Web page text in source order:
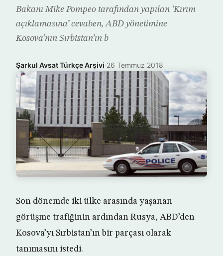
Bakanı Mike Pompeo tarafından yapılan ‘Kırım
açıklamasına’ cevaben, ABD yönetimine
Kosova’nın Sırbistan’ın b
Şarkul Avsat Türkçe Arşivi·26 Temmuz 2018
Son dönemde iki ülke arasında yaşanan
görüşme trafiğinin ardından Rusya, ABD’den
Kosova’yı Sırbistan’ın bir parçası olarak
tanımasını istedi.